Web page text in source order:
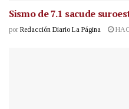
Sismo de 7.1 sacude
por Redacción Diario La Página